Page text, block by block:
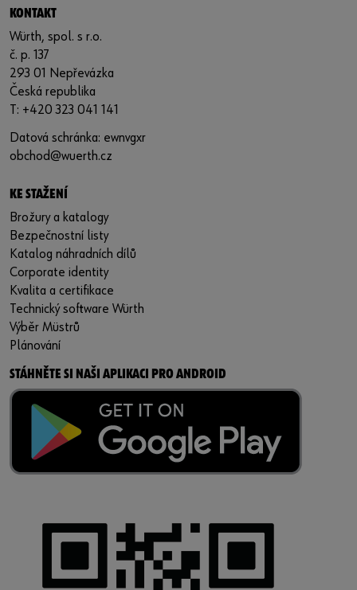
KONTAKT
Würth, spol. s r.o.
č. p. 137
293 01 Nepřevázka
Česká republika
T: +420 323 041 141
Datová schránka: ewnvgxr
obchod@wuerth.cz
KE STAŽENÍ
Brožury a katalogy
Bezpečnostní listy
Katalog náhradních dílů
Corporate identity
Kvalita a certifikace
Technický software Würth
Výběr Müstrů
Plánování
STÁHNĚTE SI NAŠI APLIKACI PRO ANDROID